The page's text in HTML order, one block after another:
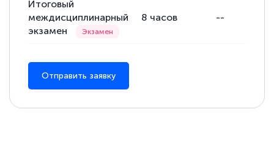
Итоговый
междисциплинарный
экзамен
8 часов --
Отправить заявку